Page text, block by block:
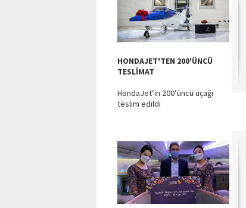
HONDAJET'TEN 200'ÜNCÜ
TESLİMAT
HondaJet’in 200’üncü uçağı
teslim edildi